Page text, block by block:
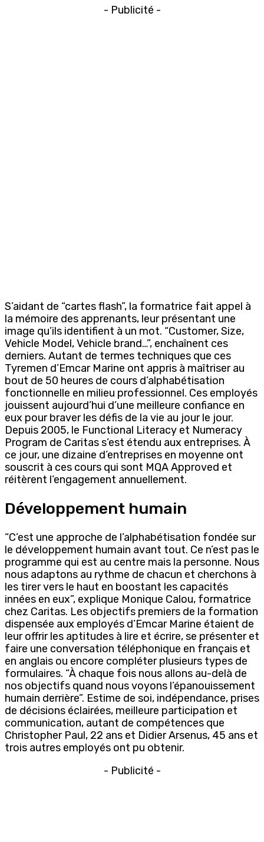
- Publicité -
S’aidant de “cartes flash”, la formatrice fait appel à
la mémoire des apprenants, leur présentant une
image qu’ils identifient à un mot. “Customer, Size,
Vehicle Model, Vehicle brand…”, enchaînent ces
derniers. Autant de termes techniques que ces
Tyremen d’Emcar Marine ont appris à maîtriser au
bout de 50 heures de cours d’alphabétisation
fonctionnelle en milieu professionnel. Ces employés
jouissent aujourd’hui d’une meilleure confiance en
eux pour braver les défis de la vie au jour le jour.
Depuis 2005, le Functional Literacy et Numeracy
Program de Caritas s’est étendu aux entreprises. À
ce jour, une dizaine d’entreprises en moyenne ont
souscrit à ces cours qui sont MQA Approved et
réitèrent l’engagement annuellement.
Développement humain
“C’est une approche de l’alphabétisation fondée sur
le développement humain avant tout. Ce n’est pas le
programme qui est au centre mais la personne. Nous
nous adaptons au rythme de chacun et cherchons à
les tirer vers le haut en boostant les capacités
innées en eux”, explique Monique Calou, formatrice
chez Caritas. Les objectifs premiers de la formation
dispensée aux employés d’Emcar Marine étaient de
leur offrir les aptitudes à lire et écrire, se présenter et
faire une conversation téléphonique en français et
en anglais ou encore compléter plusieurs types de
formulaires. “À chaque fois nous allons au-delà de
nos objectifs quand nous voyons l’épanouissement
humain derrière”. Estime de soi, indépendance, prises
de décisions éclairées, meilleure participation et
communication, autant de compétences que
Christopher Paul, 22 ans et Didier Arsenus, 45 ans et
trois autres employés ont pu obtenir.
- Publicité -